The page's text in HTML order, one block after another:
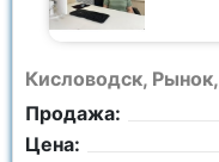
Кисловодск,
Продажа:
Цена: